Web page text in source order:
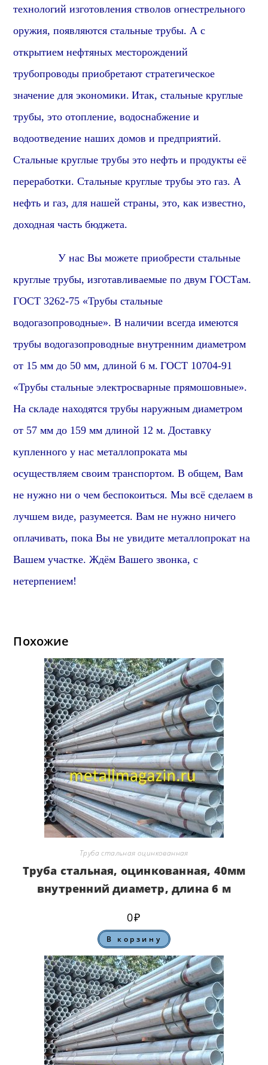
технологий изготовления стволов огнестрельного
оружия, появляются стальные трубы. А с
открытием нефтяных месторождений
трубопроводы приобретают стратегическое
значение для экономики. Итак, стальные круглые
трубы, это отопление, водоснабжение и
водоотведение наших домов и предприятий.
Стальные круглые трубы это нефть и продукты её
переработки. Стальные круглые трубы это газ. А
нефть и газ, для нашей страны, это, как известно,
доходная часть бюджета.
У нас Вы можете приобрести стальные
круглые трубы, изготавливаемые по двум ГОСТам.
ГОСТ3262-75 «Трубы стальные
водогазопроводные». В наличии всегда имеются
трубыводогазопроводныевнутренним диаметром
от 15 мм до 50 мм, длиной 6 м. ГОСТ 10704-91
«Трубы стальные электросварные прямошовные».
На складе находятся трубы наружным диаметром
от 57 мм до 159 мм длиной 12 м. Доставку
купленного у нас металлопроката мы
осуществляем своим транспортом. В общем, Вам
не нужно ни о чем беспокоиться. Мы всё сделаем в
лучшем виде,разумеется. Вам не нужно ничего
оплачивать, пока Вы не увидите металлопрокат на
Вашем участке. Ждём Вашего звонка, с
нетерпением!
Похожие
Труба стальная оцинкованная
Труба стальная, оцинкованная, 40мм
внутренний диаметр, длина 6 м
0₽
В корзину